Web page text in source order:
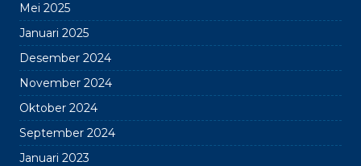
Mei 2025
Januari 2025
Desember 2024
November 2024
Oktober 2024
September 2024
Januari 2023